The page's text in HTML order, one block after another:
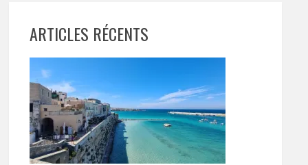
ARTICLES RÉCENTS